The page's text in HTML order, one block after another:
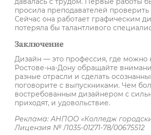
просила преподавателей
Сейчас она работает графическим
потеряла бы талантливого
Заключение
Дизайн — это профессия, где можно
Ростове-на-Дону обращайте
разные отрасли и сделать
поговорите с выпускниками. Чем
востребованным дизайнером с
приходят, и удовольствие.
Реклама: АНПОО «Колледж
Лицензия № Л035-01271-78/00675512